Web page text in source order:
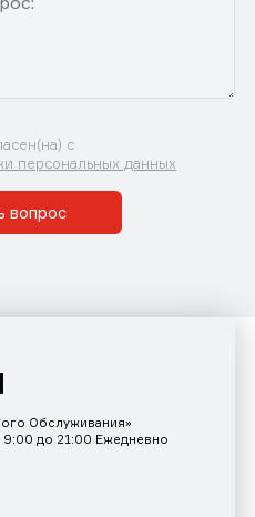
с
персональных данных
вопрос
Обслуживания»
9:00 до 21:00 Ежедневно